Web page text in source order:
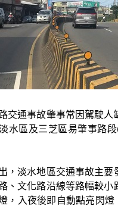
交通事故肇事常因駕駛
水區及三芝區易肇事路
，淡水地區交通事故主要
、文化路沿線等路幅較
，入夜後即自動點亮閃